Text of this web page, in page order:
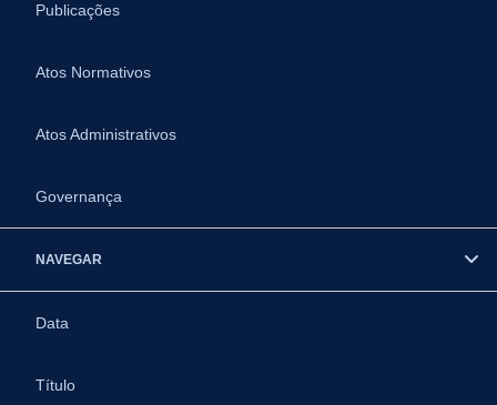
Publicações
Atos Normativos
Atos Administrativos
Governança
NAVEGAR
Data
Título